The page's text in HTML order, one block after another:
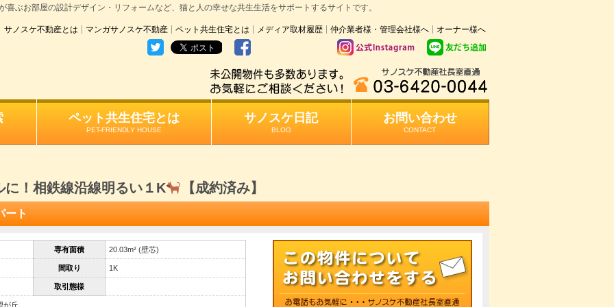
ぶお部屋の設計デザイン・リフォームなど、猫と人の幸せな共生生活をサポートするサイトです。
サノスケ不動産とは マンガサノスケ不動産 ペット共生住宅とは メディア取材履歴 仲介業者様・管理会社様へ オーナー様へ
ペット共生住宅とは
PET-FRIENDLY HOUSE
サノスケ日記
BLOG
お問い合わせ
CONTACT
！相鉄線沿線明るい１K 【成約済み】
ート
専有面積 20.03m² (壁芯)
間取り 1K
取引態様
が丘